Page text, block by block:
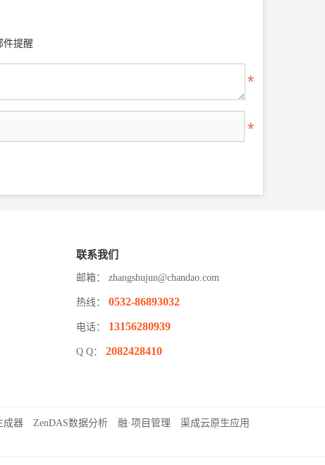
件提醒
联系我们
邮箱：zhangshujun@chandao.com
热线：0532-86893032
电话： 13156280939
Q Q：2082428410
成器 ZenDAS数据分析 融·项目管理
渠成云原生应用